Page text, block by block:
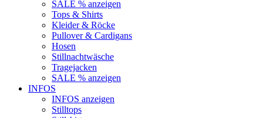
SALE % anzeigen
Tops & Shirts
Kleider & Röcke
Pullover & Cardigans
Hosen
Stillnachtwäsche
Tragejacken
SALE % anzeigen
INFOS
INFOS anzeigen
Stilltops